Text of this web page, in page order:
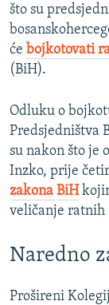
TRI DECENIJE OD
SVE KARTE
NASTANAK I
što su
će bojkotovati
(BiH).
Odluku o
Predsjedništva
su nakon što je
Inzko, prije
zakona BiH
veličanje ratnih
Naredno
Prošireni